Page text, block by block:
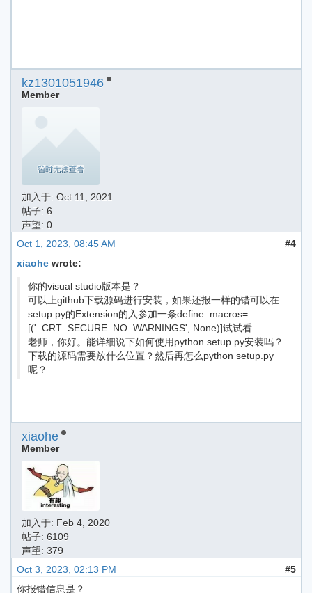
kz1301051946
Member
加入于: Oct 11, 2021
帖子: 6
声望: 0
Oct 1, 2023, 08:45 AM
#4
xiaohe wrote:
你的visual studio版本是？
可以上github下载源码进行安装，如果还报一样的错可以在
setup.py的Extension的入参加一条define_macros=
[('_CRT_SECURE_NO_WARNINGS', None)]试试看
老师，你好。能详细说下如何使用python setup.py安装吗？
下载的源码需要放什么位置？然后再怎么python setup.py
呢？
xiaohe
Member
加入于: Feb 4, 2020
帖子: 6109
声望: 379
Oct 3, 2023, 02:13 PM
#5
你报错信息是？